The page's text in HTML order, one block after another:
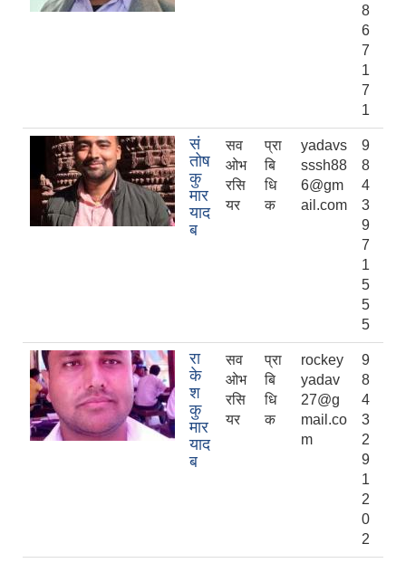
8
6
7
1
7
1
सं
तोष
कु
मार
याद
ब
सव
ओभ
रसि
यर
प्रा
बि
धि
क
yadavs
sssh88
6@gm
ail.com
9
8
4
3
9
7
1
5
5
5
रा
के
श
कु
मार
याद
ब
सव
ओभ
रसि
यर
प्रा
बि
धि
क
rockey
yadav
27@g
mail.co
m
9
8
4
3
2
9
1
2
0
2